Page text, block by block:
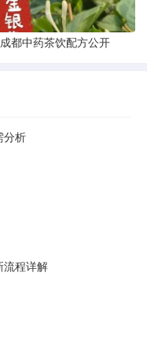
成都中药茶饮配方公开
分析
流程详解